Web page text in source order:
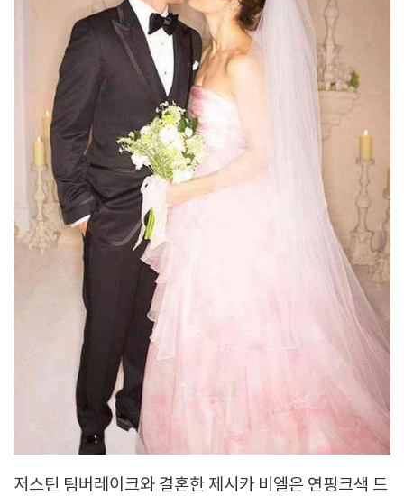
저스틴 팀버레이크와 결혼한 제시카 비엘은 연핑크색 드